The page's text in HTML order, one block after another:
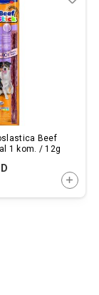
Beef
1 kom. / 12g